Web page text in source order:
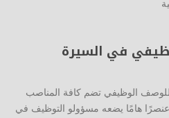
في السيرة
الوظيفي تضم كافة المناصب
عنصرًا هامًا يضعه مسؤولو التوظيف في